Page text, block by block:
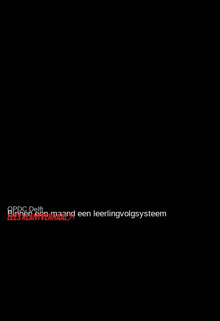
OPDC Delft
Binnen een maand een leerlingvolgsysteem
LEES KLANTVERHAAL